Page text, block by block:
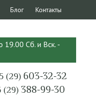
Блог Контакты
Сб. и Вск. -
(29) 603-32-32
(29) 388-99-30